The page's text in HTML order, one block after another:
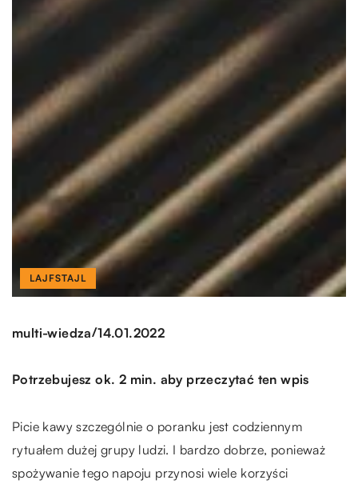
LAJFSTAJL
multi-wiedza/14.01.2022
Potrzebujesz ok. 2 min. aby przeczytać ten wpis
Picie kawy szczególnie o poranku jest codziennym
rytuałem dużej grupy ludzi. I bardzo dobrze, ponieważ
spożywanie tego napoju przynosi wiele korzyści